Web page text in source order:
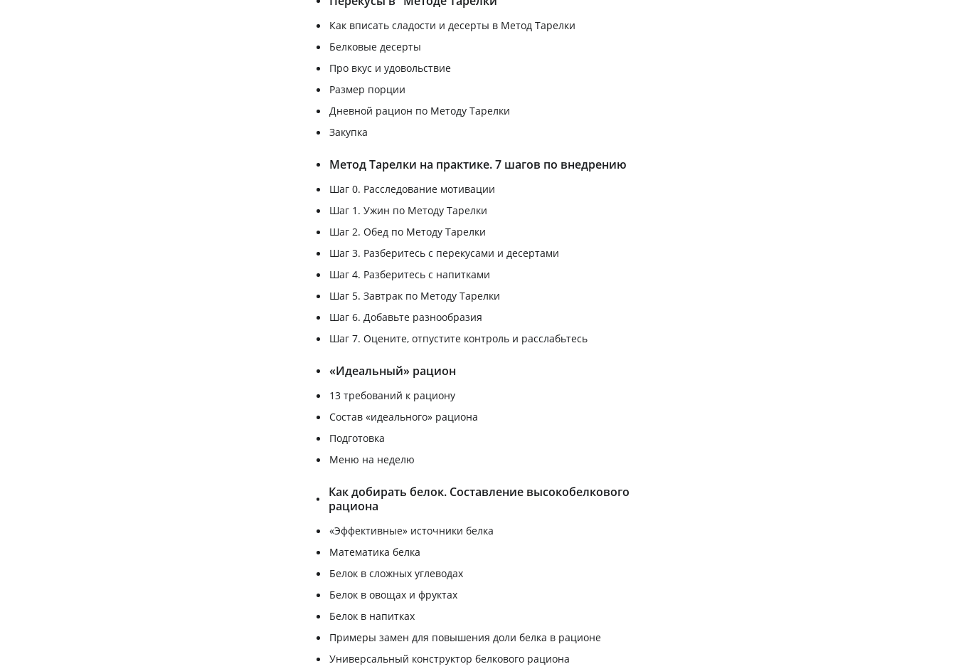
Как вписать сладости и десерты в Метод Тарелки
Белковые десерты
Про вкус и удовольствие
Размер порции
Дневной рацион по Методу Тарелки
Закупка
Метод Тарелки на практике. 7 шагов по внедрению
Шаг 0. Расследование мотивации
Шаг 1. Ужин по Методу Тарелки
Шаг 2. Обед по Методу Тарелки
Шаг 3. Разберитесь с перекусами и десертами
Шаг 4. Разберитесь с напитками
Шаг 5. Завтрак по Методу Тарелки
Шаг 6. Добавьте разнообразия
Шаг 7. Оцените, отпустите контроль и расслабьтесь
«Идеальный» рацион
13 требований к рациону
Состав «идеального» рациона
Подготовка
Меню на неделю
Как добирать белок. Составление высокобелкового
рациона
«Эффективные» источники белка
Математика белка
Белок в сложных углеводах
Белок в овощах и фруктах
Белок в напитках
Примеры замен для повышения доли белка в рационе
Универсальный конструктор белкового рациона